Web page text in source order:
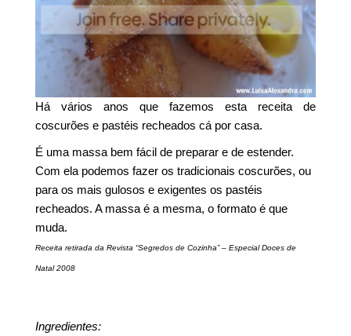
Há vários anos que fazemos esta receita de
coscurões e pastéis recheados cá por casa.
É uma massa bem fácil de preparar e de estender.
Com ela podemos fazer os tradicionais coscurões, ou
para os mais gulosos e exigentes os pastéis
recheados. A massa é a mesma, o formato é que
muda.
Receita retirada da Revista “Segredos de Cozinha” – Especial Doces de
Natal 2008
Ingredientes: